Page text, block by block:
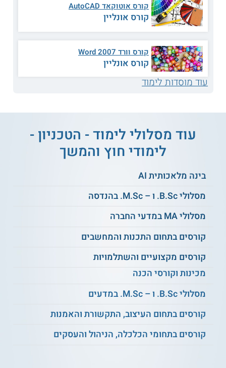
הלימודים לא מתקיים קשר מכל סוג שהוא.
למידע נוסף לחצו:הטכניון - היחידה ללימודי חוץ |
לימודי המשך בטכניון
קורס אוטוקאד AutoCAD
קורס אונליין
קורס וורד 2007 Word
קורס אונליין
עוד מוסדות לימוד
עוד מסלולי לימוד - הטכניון -
לימודי חוץ והמשך
בינה מלאכותית AI
מסלולי B.Sc. ו – M.Sc. בהנדסה
מסלולי MA במדעי החברה
קורסים בתחום התכנות והמחשבים
קורסים מקצועיים והשתלמויות
מכינות וקורסי הכנה
מסלולי B.Sc. ו – M.Sc. במדעים
קורסים בתחום העיצוב, התקשורת והאמנות
קורסים בתחומי הכלכלה, הניהול והעסקים